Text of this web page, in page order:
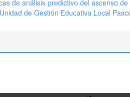
de análisis predictivo del ascenso
de Gestión Educativa Local